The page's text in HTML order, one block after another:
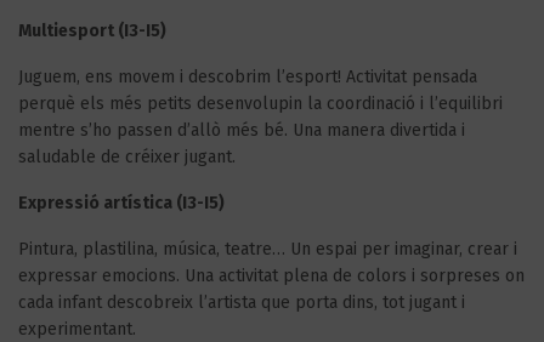
Multiesport (I3-I5)
Juguem, ens movem i descobrim l’esport! Activitat pensada
perquè els més petits desenvolupin la coordinació i l’equilibri
mentre s’ho passen d’allò més bé. Una manera divertida i
saludable de créixer jugant.
Expressió artística (I3-I5)
Pintura, plastilina, música, teatre… Un espai per imaginar, crear i
expressar emocions. Una activitat plena de colors i sorpreses on
cada infant descobreix l’artista que porta dins, tot jugant i
experimentant.